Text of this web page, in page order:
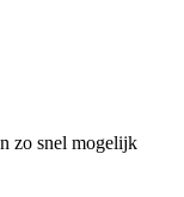
zo snel mogelijk